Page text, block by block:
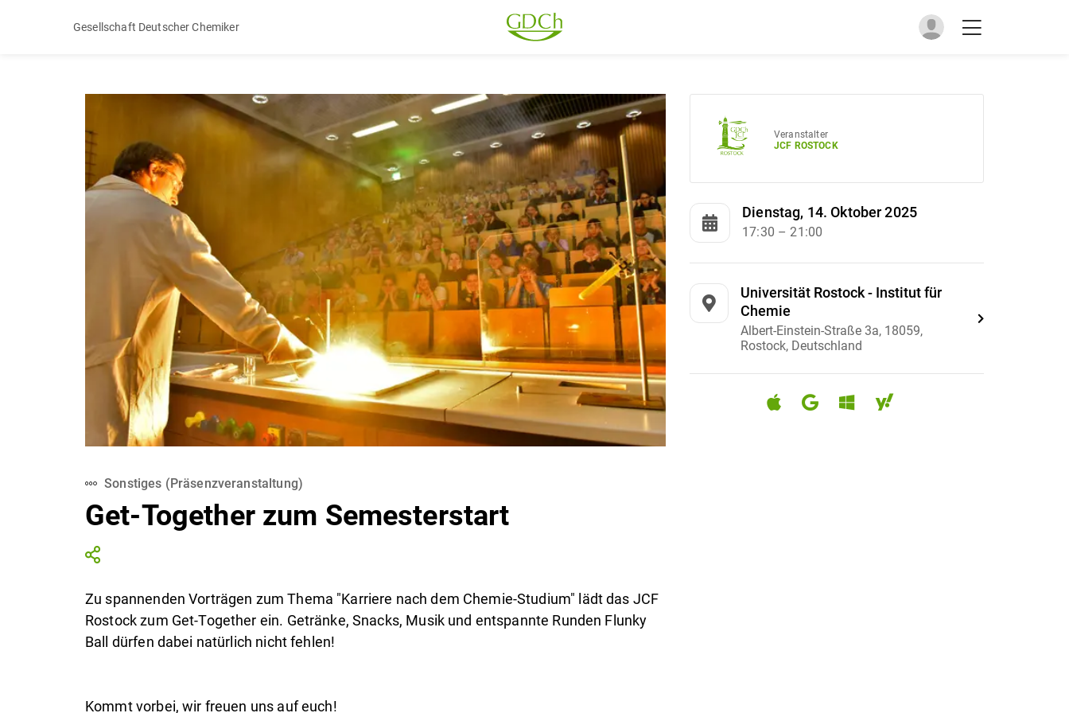
Gesellschaft Deutscher Chemiker
Sonstiges (Präsenzveranstaltung)
Get-Together zum Semesterstart
Zu spannenden Vorträgen zum Thema "Karriere nach dem Chemie-Studium" lädt das JCF
Rostock zum Get-Together ein. Getränke, Snacks, Musik und entspannte Runden Flunky
Ball dürfen dabei natürlich nicht fehlen!
Kommt vorbei, wir freuen uns auf euch!
Veranstalter
JCF ROSTOCK
Dienstag, 14. Oktober 2025
17:30 – 21:00
Universität Rostock - Institut für
Chemie
Albert-Einstein-Straße 3a, 18059,
Rostock, Deutschland